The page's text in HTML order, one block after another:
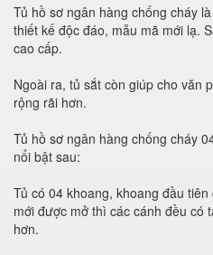
Tủ hồ sơ ngân hàng chống cháy
thiết kế độc đáo, mẫu mã mới lạ.
cao cấp.
Ngoài ra, tủ sắt còn giúp cho văn
rộng rãi hơn.
Tủ hồ sơ ngân hàng chống cháy
nổi bật sau:
Tủ có 04 khoang, khoang đầu
mới được mở thì các cánh đều có
hơn.